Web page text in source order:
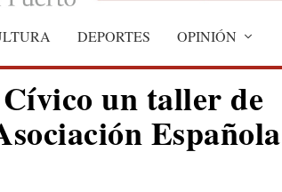
DEPORTES OPINIÓN
un taller de
Española